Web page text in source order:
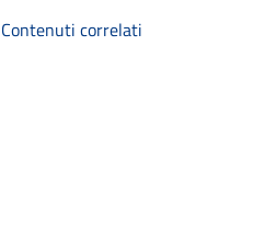
Contenuti correlati